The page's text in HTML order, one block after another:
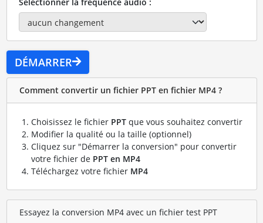
Sélectionner la fréquence audio :
DÉMARRER
Comment convertir un fichier PPT en fichier MP4 ?
Choisissez le fichier PPTque vous souhaitez convertir
Modifier la qualité ou la taille (optionnel)
Cliquez sur "Démarrer la conversion" pour convertir
votre fichier de PPT en MP4
Téléchargez votre fichier MP4
Essayez la conversion MP4 avec un fichier test PPT